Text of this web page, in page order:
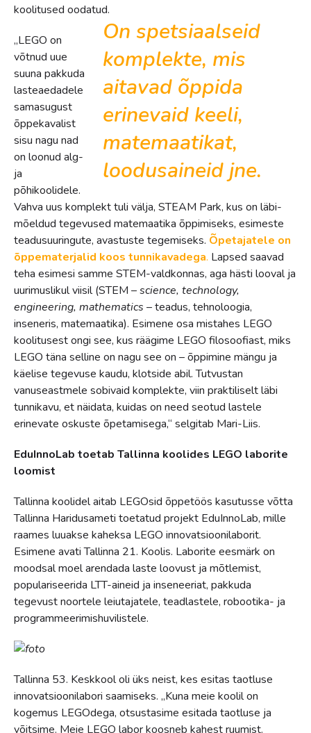
koolitused oodatud.
On spetsiaalseid
komplekte, mis
aitavad õppida
erinevaid keeli,
matemaatikat,
loodusaineid jne.
„LEGO on
võtnud uue
suuna pakkuda
lasteaedadele
samasugust
õppekavalist
sisu nagu nad
on loonud alg-
ja
põhikoolidele.
Vahva uus komplekt tuli välja, STEAM Park, kus on läbi-
mõeldud tegevused matemaatika õppimiseks, esimeste
teadusuuringute, avastuste tegemiseks. Õpetajatele on
õppematerjalid koos tunnikavadega. Lapsed saavad
teha esimesi samme STEM-valdkonnas, aga hästi looval ja
uurimuslikul viisil (STEM –science, technology,
engineering, mathematics – teadus, tehnoloogia,
inseneris, matemaatika). Esimene osa mistahes LEGO
koolitusest ongi see, kus räägime LEGO filosoofiast, miks
LEGO täna selline on nagu see on – õppimine mängu ja
käelise tegevuse kaudu, klotside abil. Tutvustan
vanuseastmele sobivaid komplekte, viin praktiliselt läbi
tunnikavu, et näidata, kuidas on need seotud lastele
erinevate oskuste õpetamisega,“ selgitab Mari-Liis.
EduInnoLab toetab Tallinna koolides LEGO laborite
loomist
Tallinna koolidel aitab LEGOsid õppetöös kasutusse võtta
Tallinna Haridusameti toetatud projekt EduInnoLab, mille
raames luuakse kaheksa LEGO innovatsioonilaborit.
Esimene avati Tallinna 21. Koolis. Laborite eesmärk on
moodsal moel arendada laste loovust ja mõtlemist,
populariseerida LTT-aineid ja inseneeriat, pakkuda
tegevust noortele leiutajatele, teadlastele, robootika- ja
programmeerimishuvilistele.
Tallinna 53. Keskkool oli üks neist, kes esitas taotluse
innovatsioonilabori saamiseks. „Kuna meie koolil on
kogemus LEGOdega, otsustasime esitada taotluse ja
võitsime. Meie LEGO labor koosneb kahest ruumist.